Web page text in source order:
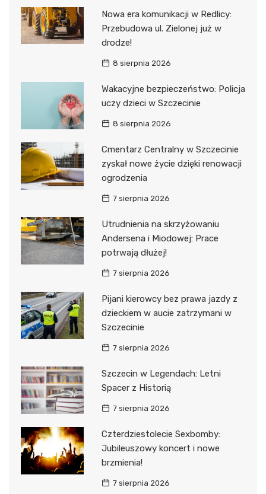
Nowa era komunikacji w Redlicy:
Przebudowa ul. Zielonej już w
drodze!
8 sierpnia 2026
Wakacyjne bezpieczeństwo: Policja
uczy dzieci w Szczecinie
8 sierpnia 2026
Cmentarz Centralny w Szczecinie
zyskał nowe życie dzięki renowacji
ogrodzenia
7 sierpnia 2026
Utrudnienia na skrzyżowaniu
Andersena i Miodowej: Prace
potrwają dłużej!
7 sierpnia 2026
Pijani kierowcy bez prawa jazdy z
dzieckiem w aucie zatrzymani w
Szczecinie
7 sierpnia 2026
Szczecin w Legendach: Letni
Spacer z Historią
7 sierpnia 2026
Czterdziestolecie Sexbomby:
Jubileuszowy koncert i nowe
brzmienia!
7 sierpnia 2026